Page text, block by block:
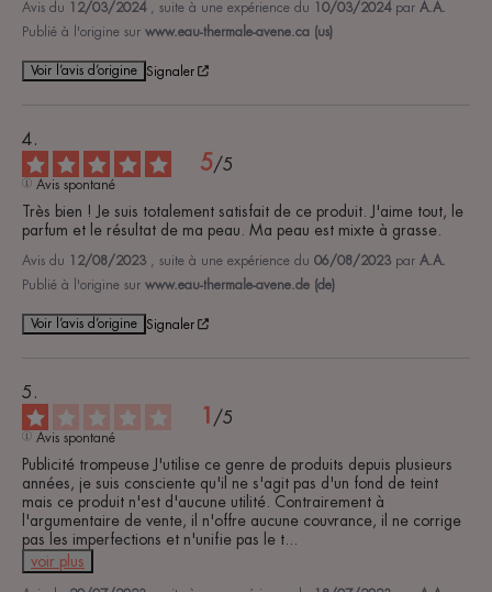
Avis du 12/03/2024 , suite à une expérience du 10/03/2024 par A.A.
Publié à l'origine sur www.eau-thermale-avene.ca (us)
Voir l’avis d’origine Signaler
5/5
Avis spontané
Très bien ! Je suis totalement satisfait de ce produit. J'aime tout, le
parfum et le résultat de ma peau. Ma peau est mixte à grasse.
Avis du 12/08/2023 , suite à une expérience du 06/08/2023 par A.A.
Publié à l'origine sur www.eau-thermale-avene.de (de)
Voir l’avis d’origine Signaler
1 /5
Avis spontané
Publicité trompeuse J'utilise ce genre de produits depuis plusieurs
années, je suis consciente qu'il ne s'agit pas d'un fond de teint
mais ce produit n'est d'aucune utilité. Contrairement à
l'argumentaire de vente, il n'offre aucune couvrance, il ne corrige
pas les imperfections et n'unifie pas le t
voir plus